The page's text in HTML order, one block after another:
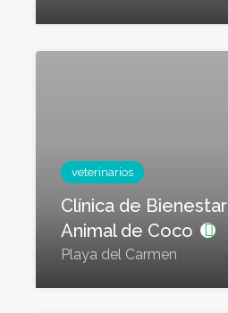
veterinarios
Clínica de Bienestar
Animal de Coco
Playa del Carmen